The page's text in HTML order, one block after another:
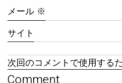
メール ※
サイト
次回のコメントで使用する